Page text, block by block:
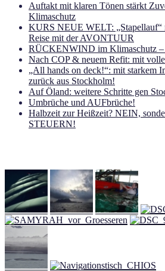
Auftakt mit klaren Tönen stärkt
Klimaschutz
KURS NEUE WELT: „Stapellauf“
Reise mit der AVONTUUR
RÜCKENWIND im Klimaschutz –
Nach COP & neuem Refit: mit
„All hands on deck!“: mit starkem
zurück aus Stockholm!
Auf Öland: weitere Schritte gen
Umbrüche und AUFbrüche!
Halbzeit zur Heißzeit? NEIN,
STEUERN!